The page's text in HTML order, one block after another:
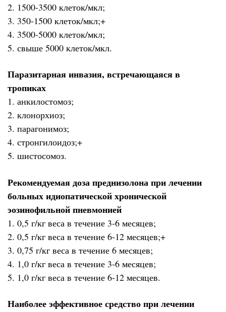
2. 1500-3500 клеток/мкл;
3. 350-1500 клеток/мкл;+
4. 3500-5000 клеток/мкл;
5. свыше 5000 клеток/мкл.
Паразитарная инвазия, встречающаяся в
тропиках
1. анкилостомоз;
2. клонорхиоз;
3. парагонимоз;
4. стронгилоидоз;+
5. шистосомоз.
Рекомендуемая доза преднизолона при лечении
больных идиопатической хронической
эозинофильной пневмонией
1. 0,5 г/кг веса в течение 3-6 месяцев;
2. 0,5 г/кг веса в течение 6-12 месяцев;+
3. 0,75 г/кг веса в течение 6 месяцев;
4. 1,0 г/кг веса в течение 3-6 месяцев;
5. 1,0 г/кг веса в течение 6-12 месяцев.
Наиболее эффективное средство при лечении